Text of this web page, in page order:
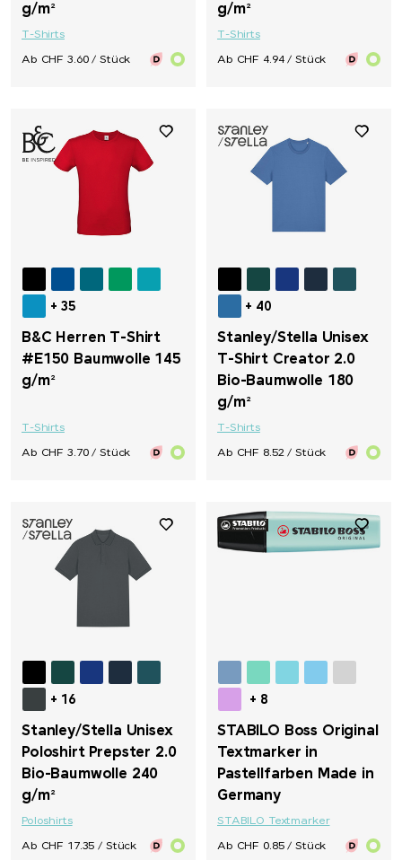
g/m²
T-Shirts
Ab CHF 3.60 / Stück
g/m²
T-Shirts
Ab CHF 4.94 / Stück
+ 35
B&C Herren T-Shirt
#E150 Baumwolle 145
g/m²
T-Shirts
Ab CHF 3.70 / Stück
+ 40
Stanley/Stella Unisex
T-Shirt Creator 2.0
Bio-Baumwolle 180
g/m²
T-Shirts
Ab CHF 8.52 / Stück
+ 16
Stanley/Stella Unisex
Poloshirt Prepster 2.0
Bio-Baumwolle 240
g/m²
Poloshirts
Ab CHF 17.35 / Stück
+ 8
STABILO Boss Original
Textmarker in
Pastellfarben Made in
Germany
STABILO Textmarker
Ab CHF 0.85 / Stück